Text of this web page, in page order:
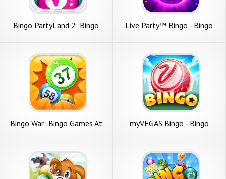
Bingo PartyLand 2: Bingo
Live Party™ Bingo - Bingo
Bingo War -Bingo Games At
myVEGAS Bingo - Bingo